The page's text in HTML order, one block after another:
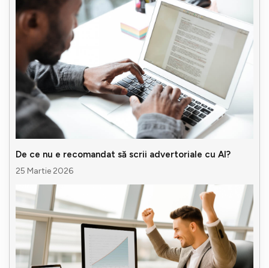
De ce nu e recomandat să scrii advertoriale cu AI?
25 Martie 2026